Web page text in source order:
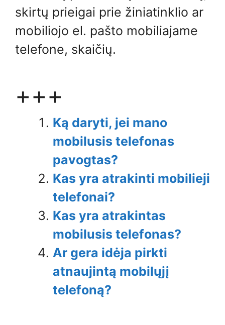
skirtų prieigai prie žiniatinklio ar
mobiliojo el. pašto mobiliajame
telefone, skaičių.
+++
Ką daryti, jei mano
mobilusis telefonas
pavogtas?
Kas yra atrakinti mobilieji
telefonai?
Kas yra atrakintas
mobilusis telefonas?
Ar gera idėja pirkti
atnaujintą mobilųjį
telefoną?